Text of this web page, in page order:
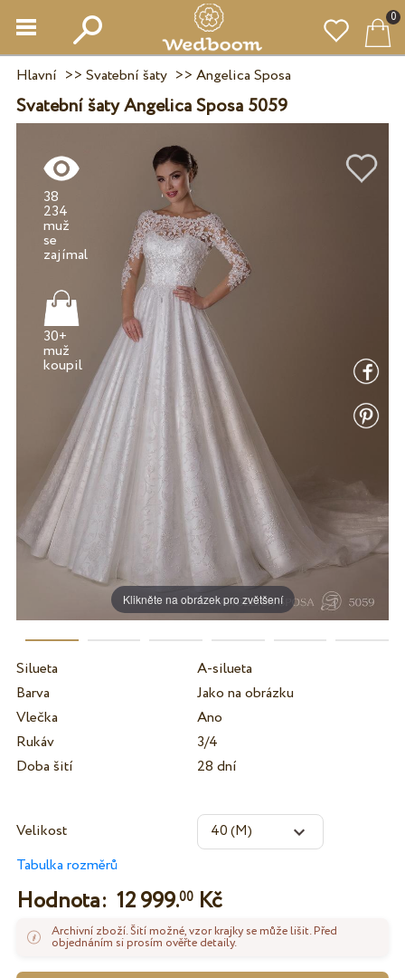
0
Hlavní >> Svatební šaty>> Angelica Sposa
Svatební šaty Angelica Sposa 5059
Klikněte na obrázek pro zvětšení
38
234
muž
se
30+
muž
Silueta
A-silueta
Barva
Jako na obrázku
Vlečka
Ano
Rukáv
3/4
Doba šití
28 dní
Velikost
Tabulka rozměrů
Hodnota: 12 999.00Kč
Archivní zboží. Šití možné, vzor krajky se může lišit. Před
objednáním si prosím ověřte detaily.